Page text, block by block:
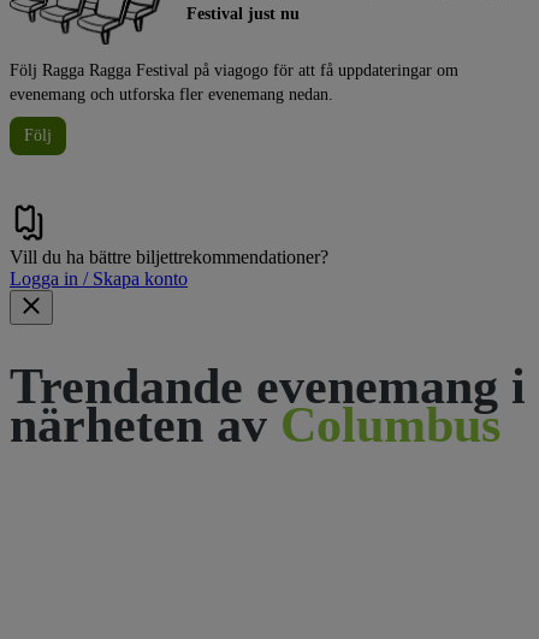
Festival just nu
Följ Ragga Ragga Festival på viagogo för att få uppdateringar om
evenemang och utforska fler evenemang nedan.
Följ
Vill du ha bättre biljettrekommendationer?
Logga in / Skapa konto
Trendande evenemang i
närheten av Columbus